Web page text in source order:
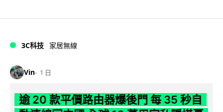
3C科技 家居無線
Vin 1 日
逾 20 款平價路由器爆後門 每 35 秒自